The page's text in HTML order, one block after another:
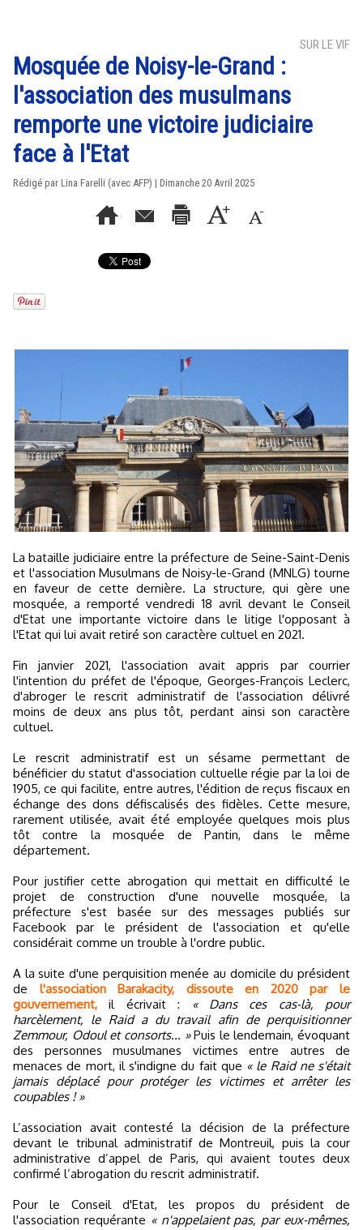
SUR LE VIF
Mosquée de Noisy-le-Grand :
l'association des musulmans
remporte une victoire judiciaire
face à l'Etat
Rédigé par Lina Farelli (avec AFP) | Dimanche 20 Avril 2025
La bataille judiciaire entre la préfecture de Seine-Saint-Denis
et l'association Musulmans de Noisy-le-Grand (MNLG) tourne
en faveur de cette dernière. La structure, qui gère une
mosquée, a remporté vendredi 18 avril devant le Conseil
d'Etat une importante victoire dans le litige l'opposant à
l'Etat qui lui avait retiré son caractère cultuel en 2021.
Fin janvier 2021, l'association avait appris par courrier
l'intention du préfet de l'époque, Georges-François Leclerc,
d'abroger le rescrit administratif de l'association délivré
moins de deux ans plus tôt, perdant ainsi son caractère
cultuel.
Le rescrit administratif est un sésame permettant de
bénéficier du statut d'association cultuelle régie par la loi de
1905, ce qui facilite, entre autres, l'édition de reçus fiscaux en
échange des dons défiscalisés des fidèles. Cette mesure,
rarement utilisée, avait été employée quelques mois plus
tôt contre la mosquée de Pantin, dans le même
département.
Pour justifier cette abrogation qui mettait en difficulté le
projet de construction d'une nouvelle mosquée, la
préfecture s'est basée sur des messages publiés sur
Facebook par le président de l'association et qu'elle
considérait comme un trouble à l'ordre public.
A la suite d'une perquisition menée au domicile du président
de l'association Barakacity, dissoute en 2020 par le
gouvernement, il écrivait :
« Dans ces cas-là, pour
harcèlement, le Raid a du travail afin de perquisitionner
Zemmour, Odoul et consorts... »Puis le lendemain, évoquant
des personnes musulmanes victimes entre autres de
menaces de mort, il s'indigne du fait que « le Raid ne s'était
jamais déplacé pour protéger les victimes et arrêter les
coupables ! »
L’association avait contesté la décision de la préfecture
devant le tribunal administratif de Montreuil, puis la cour
administrative d’appel de Paris, qui avaient toutes deux
confirmé l’abrogation du rescrit administratif.
Pour le Conseil d'Etat, les propos du président de
l'association requérante « n'appelaient pas, par eux-mêmes,